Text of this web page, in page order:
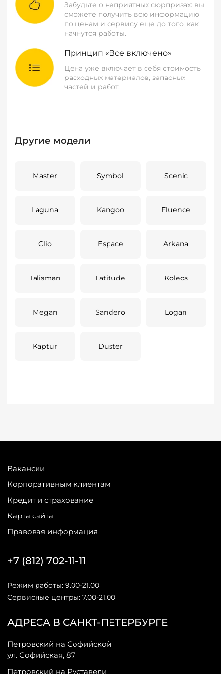
Забудьте о неприятных сюрпризах: вы
сможете получить всю информацию
по ценам и сервису еще до того, как
начнутся работы.
Принцип «Все включено»
Цена уже включает в себя стоимость
расходных материалов, запасных
частей и работ.
Другие модели
Master Symbol Scenic
Laguna Kangoo Fluence
Clio Espace Arkana
Talisman Latitude Koleos
Megan Sandero Logan
Kaptur Duster
Вакансии
Корпоративным клиентам
Кредит и страхование
Карта сайта
Правовая информация
АДРЕСА В САНКТ-ПЕТЕРБУРГЕ
Петровский на Софийской
ул. Софийская, 87
Петровский на Руставели
+7 (812) 702-11-11
Режим работы: 9.00-21.00
Сервисные центры: 7.00-21.00